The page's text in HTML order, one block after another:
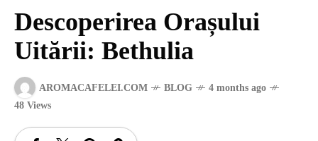
Descoperirea Orașului
Uitării: Bethulia
AROMACAFELEI.COM BLOG
4 months ago
48 Views
ENGLISH
CONTENT
TRAVEL